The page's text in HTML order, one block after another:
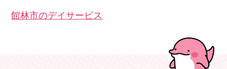
館林市のデイサービス